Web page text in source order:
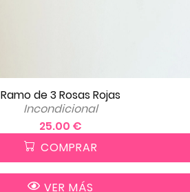
Ramo de 3 Rosas Rojas
Incondicional
25.00 €
COMPRAR
VER MÁS